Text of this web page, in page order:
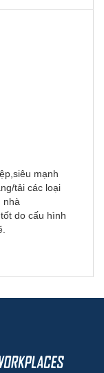
mạnh
tải các loại
nhà
do cấu hình